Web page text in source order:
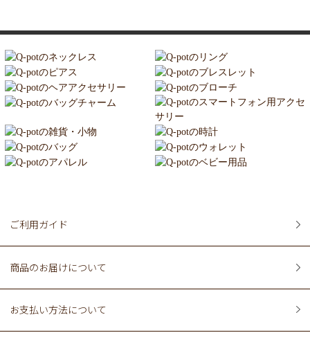
ご利用ガイド
商品のお届けについて
お支払い方法について